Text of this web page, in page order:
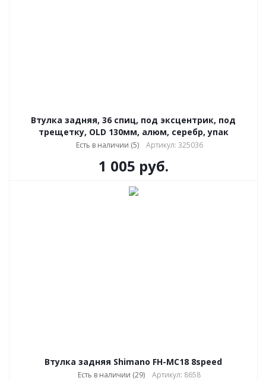
Втулка задняя, 36 спиц, под эксцентрик, под
трещетку, OLD 130мм, алюм, серебр, упак
Есть в наличии (5) Артикул: 325036
1 005 руб.
Втулка задняя Shimano FH-MC18 8speed
Есть в наличии (29) Артикул: 8658